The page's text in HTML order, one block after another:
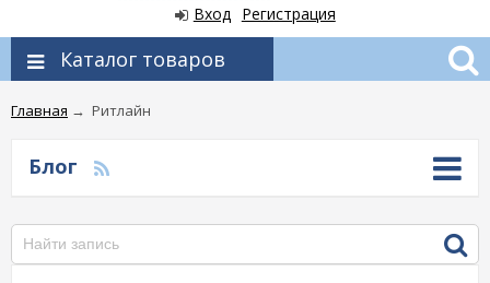
Вход
Регистрация
Каталог товаров
Главная → Ритлайн
Блог